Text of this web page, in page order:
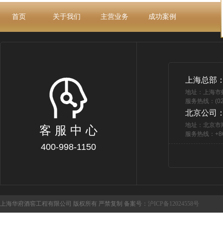
首页 关于我们 主营业务 成功案例
客 服 中 心
400-998-1150
上海总部
地址：上海
服务热线：
北京公司
地址：北京市
服务热线：
上海华府酒窖工程有限公司 版权所有 严禁复制 备案号： 沪ICP备12024558号